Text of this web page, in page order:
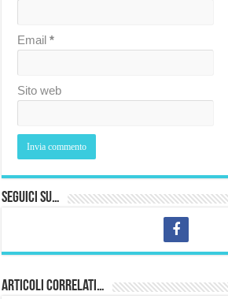
Email*
Sito web
Seguici su…
Articoli correlati…